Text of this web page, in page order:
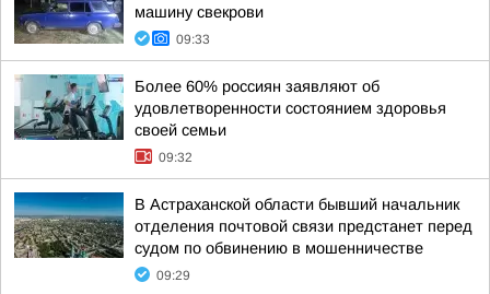
машину свекрови
09:33
Более 60% россиян заявляют об
удовлетворенности состоянием здоровья
своей семьи
09:32
В Астраханской области бывший начальник
отделения почтовой связи предстанет перед
судом по обвинению в мошенничестве
09:29